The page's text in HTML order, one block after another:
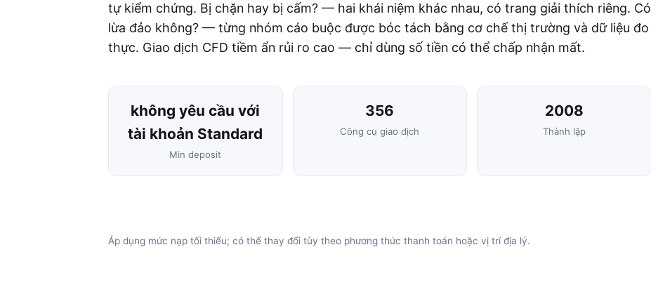
tự kiểm chứng. Bị chặn hay bị cấm? — hai khái niệm khác nhau, có trang giải thích riêng. Có
lừa đảo không? — từng nhóm cáo buộc được bóc tách bằng cơ chế thị trường và dữ liệu đo
thực. Giao dịch CFD tiềm ẩn rủi ro cao — chỉ dùng số tiền có thể chấp nhận mất.
không yêu cầu với
tài khoản Standard
Min deposit
356
Công cụ giao dịch
2008
Thành lập
Áp dụng mức nạp tối thiểu; có thể thay đổi tùy theo phương thức thanh toán hoặc vị trí địa lý.